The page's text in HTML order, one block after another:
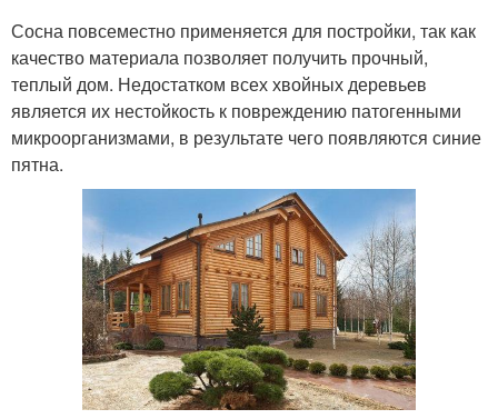
Сосна повсеместно применяется для постройки, так как
качество материала позволяет получить прочный,
теплый дом. Недостатком всех хвойных деревьев
является их нестойкость к повреждению патогенными
микроорганизмами, в результате чего появляются синие
пятна.